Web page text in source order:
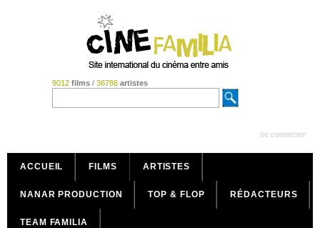
9012 films/ 36786 artistes
se connecter
ACCUEIL FILMS ARTISTES
NANAR PRODUCTION TOP & FLOP RÉDACTEURS
TEAM FAMILIA